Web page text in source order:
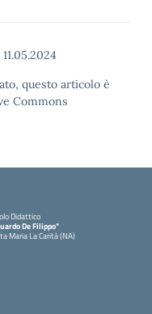
11.05.2024
questo articolo è
Commons
Didattico
De Filippo"
Maria La Carità (NA)